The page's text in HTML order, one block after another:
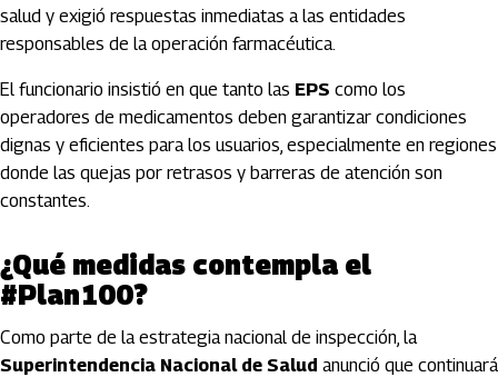
salud y exigió respuestas inmediatas a las entidades
responsables de la operación farmacéutica.
El funcionario insistió en que tanto las EPS como los
operadores de medicamentos deben garantizar condiciones
dignas y eficientes para los usuarios, especialmente en regiones
donde las quejas por retrasos y barreras de atención son
constantes.
¿Qué medidas contempla el
#Plan100?
Como parte de la estrategia nacional de inspección, la
Superintendencia Nacional de Salud anunció que continuará